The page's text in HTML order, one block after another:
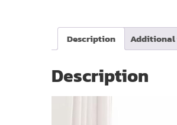
Description
Description